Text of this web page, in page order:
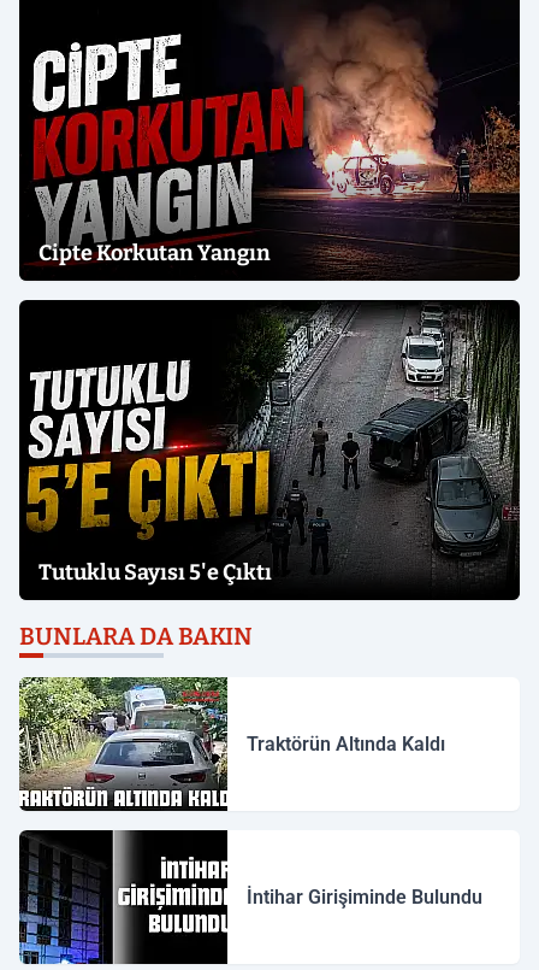
Cipte Korkutan Yangın
Tutuklu Sayısı 5'e Çıktı
BUNLARA DA BAKIN
Traktörün Altında Kaldı
İntihar Girişiminde Bulundu